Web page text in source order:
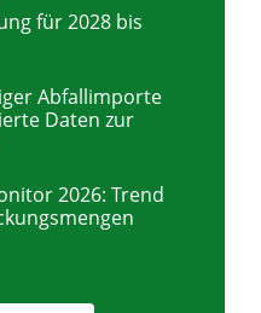
für 2028 bis
Abfallimporte
Daten zur
2026: Trend